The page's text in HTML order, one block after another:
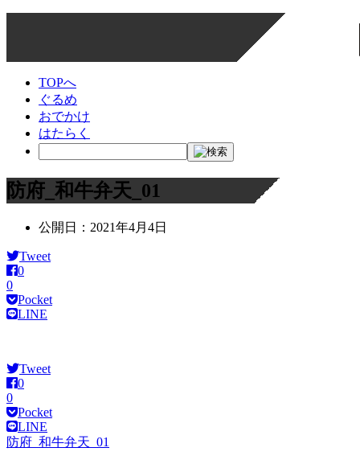
TOPへ
ぐるめ
おでかけ
はたらく
防府_和牛弁天_01
公開日： 2021年4月4日
Tweet
0
0
Pocket
LINE
Tweet
0
0
Pocket
LINE
投
防府_和牛弁天_01